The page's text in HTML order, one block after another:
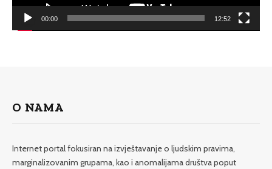
00:00 12:52
O NAMA
Internet portal fokusiran na izvještavanje o ljudskim pravima,
marginalizovanim grupama, kao i anomalijama društva poput